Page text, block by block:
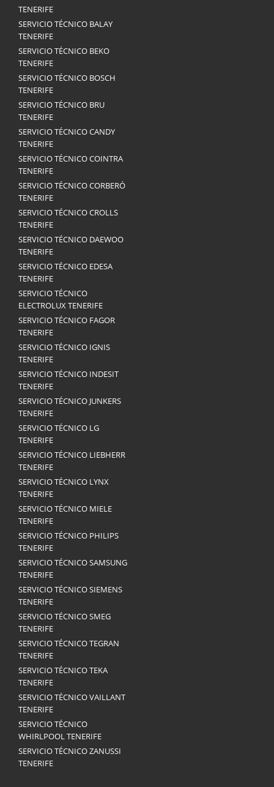
TENERIFE
SERVICIO TÉCNICO BALAY
TENERIFE
SERVICIO TÉCNICO BEKO
TENERIFE
SERVICIO TÉCNICO BOSCH
TENERIFE
SERVICIO TÉCNICO BRU
TENERIFE
SERVICIO TÉCNICO CANDY
TENERIFE
SERVICIO TÉCNICO COINTRA
TENERIFE
SERVICIO TÉCNICO CORBERÓ
TENERIFE
SERVICIO TÉCNICO CROLLS
TENERIFE
SERVICIO TÉCNICO DAEWOO
TENERIFE
SERVICIO TÉCNICO EDESA
TENERIFE
SERVICIO TÉCNICO
ELECTROLUX TENERIFE
SERVICIO TÉCNICO FAGOR
TENERIFE
SERVICIO TÉCNICO IGNIS
TENERIFE
SERVICIO TÉCNICO INDESIT
TENERIFE
SERVICIO TÉCNICO JUNKERS
TENERIFE
SERVICIO TÉCNICO LG
TENERIFE
SERVICIO TÉCNICO LIEBHERR
TENERIFE
SERVICIO TÉCNICO LYNX
TENERIFE
SERVICIO TÉCNICO MIELE
TENERIFE
SERVICIO TÉCNICO PHILIPS
TENERIFE
SERVICIO TÉCNICO SAMSUNG
TENERIFE
SERVICIO TÉCNICO SIEMENS
TENERIFE
SERVICIO TÉCNICO SMEG
TENERIFE
SERVICIO TÉCNICO TEGRAN
TENERIFE
SERVICIO TÉCNICO TEKA
TENERIFE
SERVICIO TÉCNICO VAILLANT
TENERIFE
SERVICIO TÉCNICO
WHIRLPOOL TENERIFE
SERVICIO TÉCNICO ZANUSSI
TENERIFE